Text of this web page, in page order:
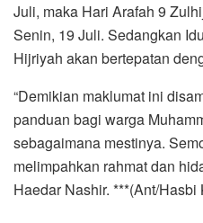
Juli, maka Hari Arafah 9
Senin, 19 Juli. Sedangkan
Hijriyah akan bertepatan
“Demikian maklumat ini
panduan bagi warga
sebagaimana mestinya.
melimpahkan rahmat dan
Haedar Nashir. ***(Ant/Hasbi